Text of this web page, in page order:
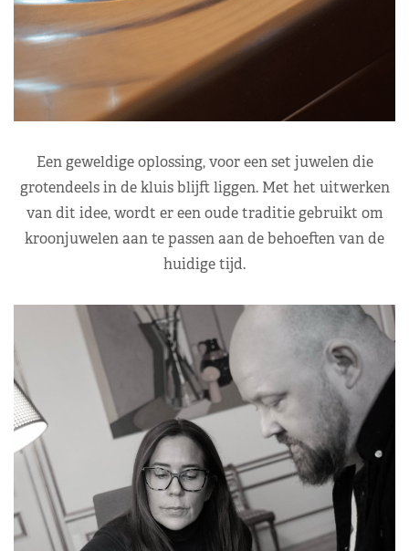
Een geweldige oplossing, voor een set juwelen die
grotendeels in de kluis blijft liggen. Met het uitwerken
van dit idee, wordt er een oude traditie gebruikt om
kroonjuwelen aan te passen aan de behoeften van de
huidige tijd.